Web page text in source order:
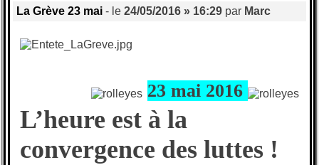
La Grève 23 mai - le 24/05/2016 » 16:29par Marc
23 mai 2016
L’heure est à la
convergence des luttes !